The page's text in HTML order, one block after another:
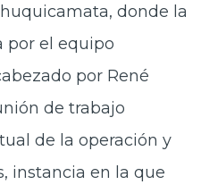
donde la
por el equipo
por René
de trabajo
de la operación y
instancia en la que